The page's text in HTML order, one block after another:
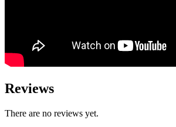
Reviews
There are no reviews yet.